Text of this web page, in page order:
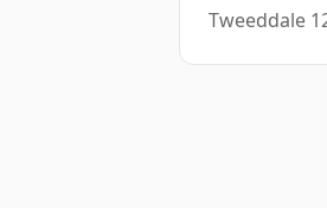
Tweeddale